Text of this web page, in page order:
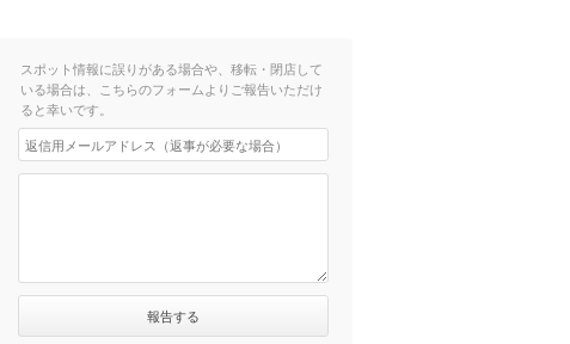
スポット情報に誤りがある場合や、移転・閉店して
いる場合は、こちらのフォームよりご報告いただけ
ると幸いです。